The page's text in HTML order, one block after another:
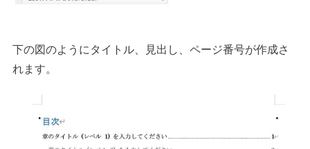
下の図のようにタイトル、見出し、ページ番号が作成さ
れます。